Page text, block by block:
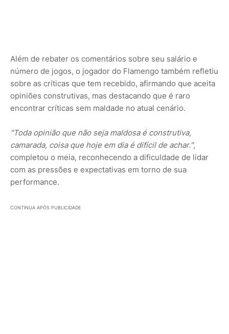
Além de rebater os comentários sobre seu salário e
número de jogos, o jogador do Flamengo também refletiu
sobre as críticas que tem recebido, afirmando que aceita
opiniões construtivas, mas destacando que é raro
encontrar críticas sem maldade no atual cenário.
"Toda opinião que não seja maldosa é construtiva,
camarada, coisa que hoje em dia é difícil de achar.",
completou o meia, reconhecendo a dificuldade de lidar
com as pressões e expectativas em torno de sua
performance.
CONTINUA APÓS PUBLICIDADE